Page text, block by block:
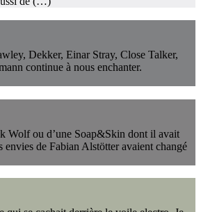
Dekker, Einar Stray, Close Talker,
continue à nous enchanter.
Wolf ou d’une Soap&Skin dont il avait
envies de Fabian Alstötter avaient changé